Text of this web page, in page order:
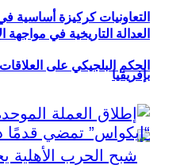
التعاونيات كركيزة أساسية
بإفريقيا
العدالة التاريخية في
الحكم البلجيكي على العلاقات